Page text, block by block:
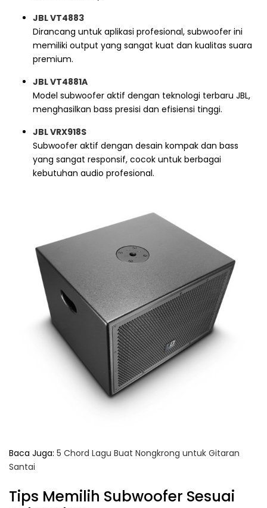
JBL VT4883
Dirancang untuk aplikasi profesional, subwoofer ini
memiliki output yang sangat kuat dan kualitas suara
premium.
JBL VT4881A
Model subwoofer aktif dengan teknologi terbaru JBL,
menghasilkan bass presisi dan efisiensi tinggi.
JBL VRX918S
Subwoofer aktif dengan desain kompak dan bass
yang sangat responsif, cocok untuk berbagai
kebutuhan audio profesional.
Baca Juga: 5 Chord Lagu Buat Nongkrong untuk Gitaran
Santai
Tips Memilih Subwoofer Sesuai